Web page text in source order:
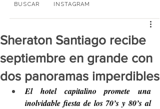
BUSCAR INSTAGRAM
Sheraton Santiago recibe
septiembre en grande con
dos panoramas imperdibles
El hotel capitalino promete una
inolvidable fiesta de los 70’s y 80’s al